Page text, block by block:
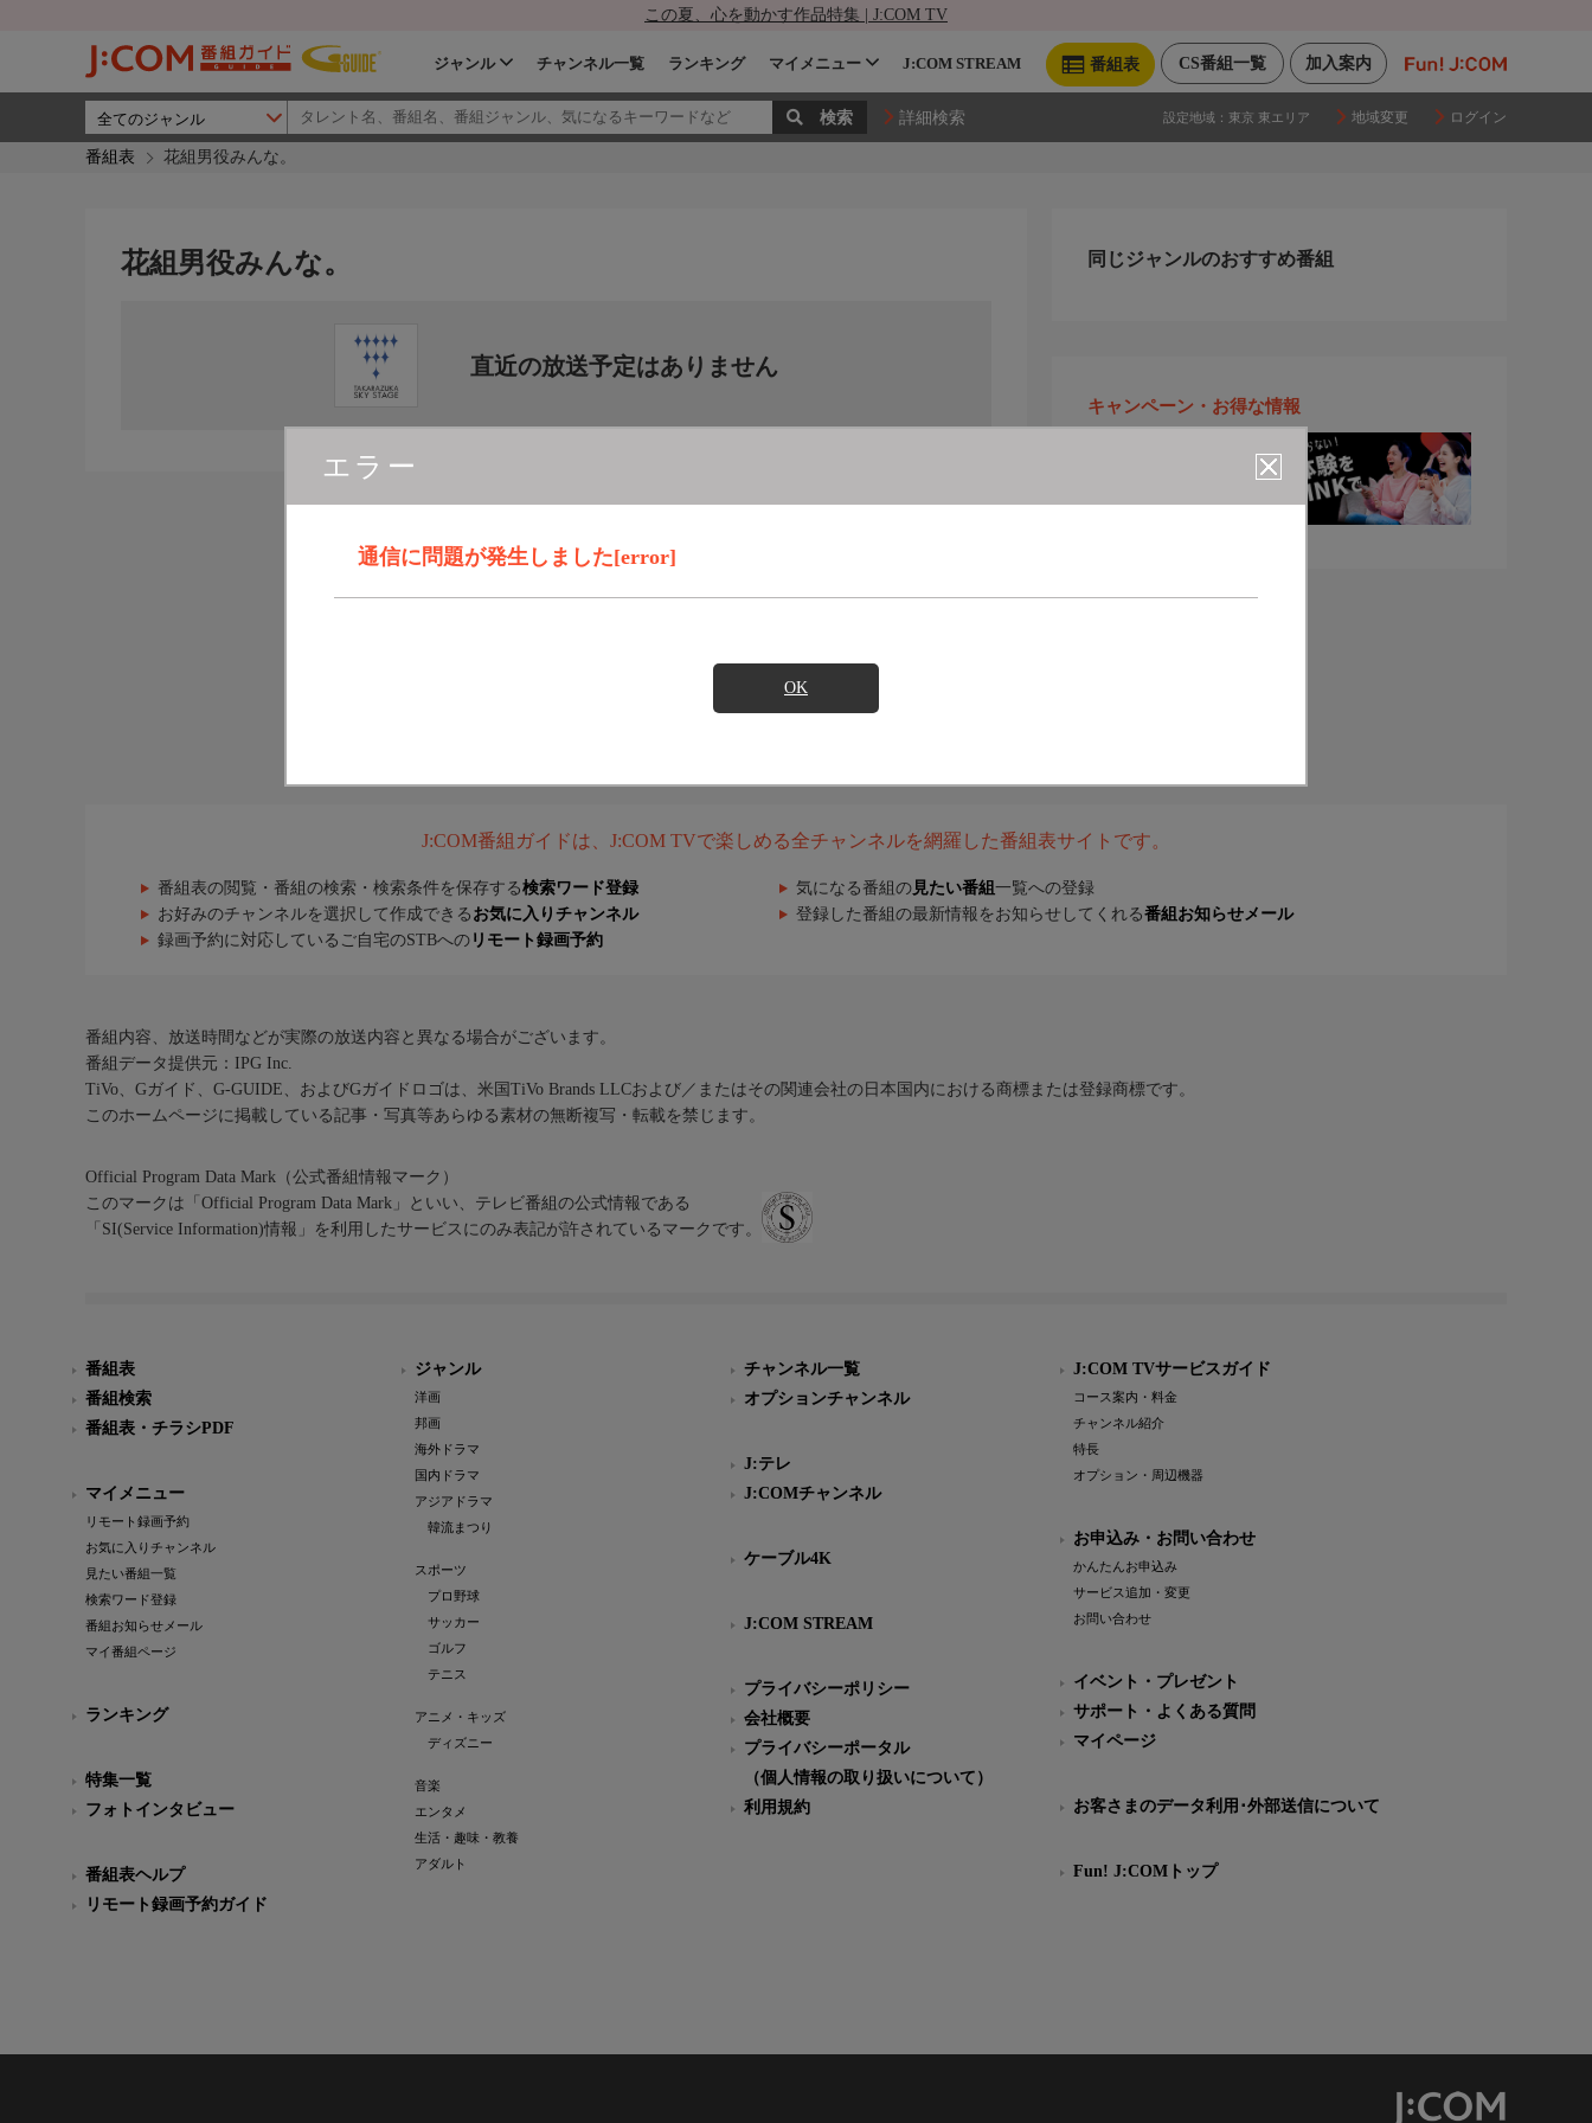
この夏、心を動かす作品特集 | J:COM TV
加入案内
CS番組一覧
番組表
ジャンル チャンネル一覧 ランキング マイメニュー J:COM STREAM
詳細検索 設定地域： 東京 東エリア 地域変更 ログイン
番組表 花組男役みんな。
エラー
通信に問題が発生しました[error]
OK
花組男役みんな。
直近の放送予定はありません
同じジャンルのおすすめ番組
キャンペーン・お得な情報
J:COM番組ガイドは、J:COM TVで楽しめる全チャンネルを網羅した番組表サイトです。
番組表の閲覧・番組の検索・検索条件を保存する検索ワード登録 気になる番組の 見たい番組 一覧への登録
お好みのチャンネルを選択して作成できる お気に入りチャンネル 登録した番組の最新情報をお知らせしてくれる番組お知らせメール
録画予約に対応しているご自宅のSTBへの リモート録画予約
番組内容、放送時間などが実際の放送内容と異なる場合がございます。
番組データ提供元：IPG Inc.
TiVo、Gガイド、G-GUIDE、およびGガイドロゴは、米国TiVo Brands LLCおよび／またはその関連会社の日本国内における商標または登録商標です。
このホームページに掲載している記事・写真等あらゆる素材の無断複写・転載を禁じます。
Official Program Data Mark（公式番組情報マーク）
このマークは「Official Program Data Mark」といい、テレビ番組の公式情報である
「SI(Service Information)情報」を利用したサービスにのみ表記が許されているマークです。
番組表
番組検索
番組表・チラシPDF
マイメニュー
リモート録画予約
お気に入りチャンネル
見たい番組一覧
検索ワード登録
番組お知らせメール
マイ番組ページ
ランキング
特集一覧
フォトインタビュー
番組表ヘルプ
リモート録画予約ガイド
ジャンル
洋画
邦画
海外ドラマ
国内ドラマ
アジアドラマ
韓流まつり
スポーツ
プロ野球
サッカー
ゴルフ
テニス
アニメ・キッズ
ディズニー
音楽
エンタメ
生活・趣味・教養
アダルト
チャンネル一覧
オプションチャンネル
J:テレ
J:COMチャンネル
ケーブル4K
J:COM STREAM
プライバシーポリシー
会社概要
プライバシーポータル
（個人情報の取り扱いについて）
利用規約
J:COM TVサービスガイド
コース案内・料金
チャンネル紹介
特長
オプション・周辺機器
お申込み・お問い合わせ
かんたんお申込み
サービス追加・変更
お問い合わせ
イベント・プレゼント
サポート・よくある質問
マイページ
お客さまのデータ利用･外部送信について
Fun! J:COMトップ